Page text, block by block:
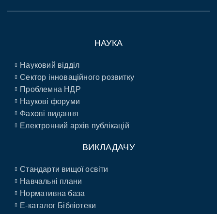
НАУКА
Науковий відділ
Сектор інноваційного розвитку
Проблемна НДР
Наукові форуми
Фахові видання
Електронний архів публікацій
ВИКЛАДАЧУ
Стандарти вищої освіти
Навчальні плани
Нормативна база
E-каталог Бібліотеки